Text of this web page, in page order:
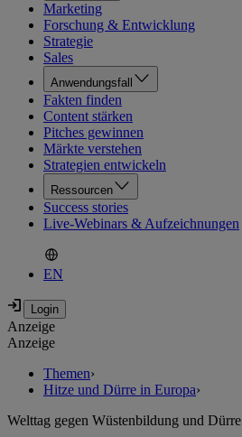
Marketing
Forschung & Entwicklung
Strategie
Sales
Anwendungsfall
Fakten finden
Content stärken
Pitches gewinnen
Märkte verstehen
Strategien entwickeln
Ressourcen
Success stories
Live-Webinars & Aufzeichnungen
EN
Anzeige
Anzeige
Themen›
Hitze und Dürre in Europa›
Welttag gegen Wüstenbildung und Dürre